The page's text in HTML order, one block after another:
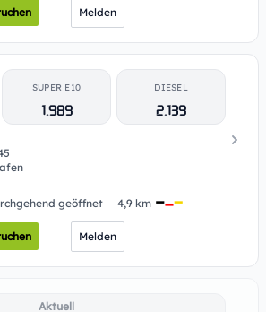
Melden
SUPER E10
1.989
DIESEL
2.139
geöffnet 4,9 km
Melden
Aktuell